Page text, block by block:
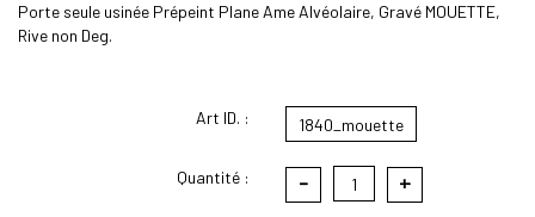
Porte seule usinée Prépeint Plane Ame Alvéolaire, Gravé MOUETTE,
Rive non Deg.
Art ID. :
Quantité :
1840_mouette
- 1 +